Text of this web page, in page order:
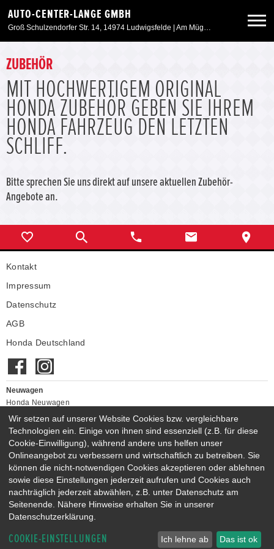
AUTO-CENTER-LANGE GMBH
Groß Schulzendorfer Str. 14, 14974 Ludwigsfelde | Am Müggelpark 45, 15537 Gosen
Neuwagen
Gebrauchtwagen
Angebote
Weitere Marken
ZUBEHÖR
MIT HOCHWERTIGEM ORIGINAL
HONDA ZUBEHÖR GEBEN SIE IHREM
HONDA FAHRZEUG DEN LETZTEN
SCHLIFF.
Bitte sprechen Sie uns direkt auf unsere aktuellen Zubehör-
Angebote an.
Kontakt
Impressum
Datenschutz
AGB
Honda Deutschland
Neuwagen
Honda Neuwagen
Gebrauchtwagen
Honda Gebrauchtwagen
Honda Vorführwagen
Gesamtbestand
NEUWAGENMODELLE
HONDA NSX
HONDA JAZZ E:HEV
HONDA CIVIC E:HEV
HONDA PRELUDE E:HEV
HONDA HR-V E:HEV
HONDA CR-V E:HEV & E:PHEV
Wir setzen auf unserer Website Cookies bzw. vergleichbare
Technologien ein. Einige von ihnen sind essenziell (z.B. für diese
Cookie-Einwilligung), während andere uns helfen unser
Onlineangebot zu verbessern und wirtschaftlich zu betreiben. Sie
können die nicht-notwendigen Cookies akzeptieren oder ablehnen
sowie diese Einstellungen jederzeit aufrufen und Cookies auch
nachträglich jederzeit abwählen, z.B. unter Datenschutz am
Seitenende. Nähere Hinweise erhalten Sie in unserer
Datenschutzerklärung.
COOKIE-EINSTELLUNGEN Ich lehne ab Das ist ok